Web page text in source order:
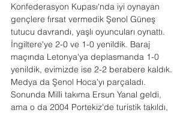
Konfederasyon Kupası'nda iyi oynayan
gençlere fırsat vermedik Şenol Güneş
tutucu davrandı, yaşlı oyuncuları oynattı.
İngiltere'ye 2-0 ve 1-0 yenildik. Baraj
maçında Letonya'ya deplasmanda 1-0
yenildik, evimizde ise 2-2 berabere kaldık.
Medya da Şenol Hoca'yı parçaladı.
Sonunda Milli takıma Ersun Yanal geldi,
ama o da 2004 Portekiz'de turistik takıldı,